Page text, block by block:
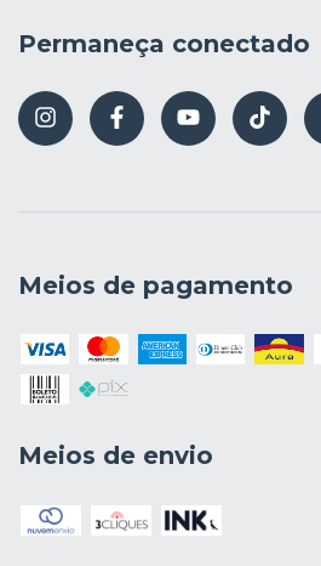
Permaneça conectado
Meios de pagamento
Meios de envio